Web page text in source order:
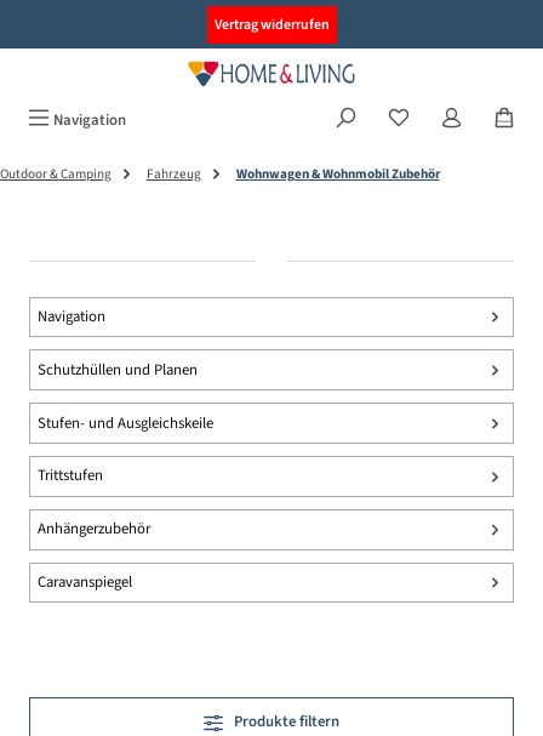
Vertrag widerrufen
Navigation
Outdoor & Camping Fahrzeug Wohnwagen & Wohnmobil Zubehör
Navigation
Schutzhüllen und Planen
Stufen- und Ausgleichskeile
Trittstufen
Anhängerzubehör
Caravanspiegel
Produkte filtern